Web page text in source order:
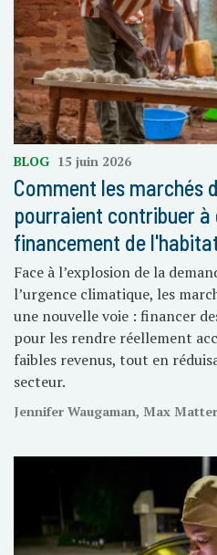
BLOG 15 juin 2026
Comment les marchés
pourraient contribuer à
financement de
Face à l’explosion de la
l’urgence climatique, les
une nouvelle voie : financer
pour les rendre réellement
faibles revenus, tout en
secteur.
Jennifer Waugaman, Max